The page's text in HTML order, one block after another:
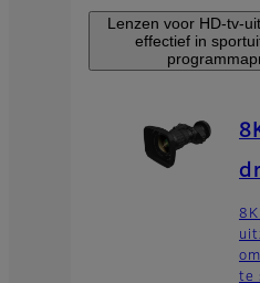
Lenzen voor HD-tv-
effectief in
te